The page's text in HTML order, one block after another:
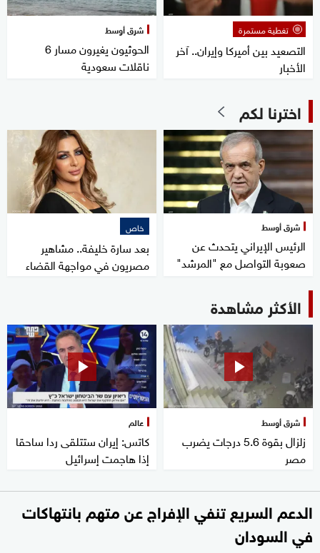
تغطية مستمرة
التصعيد بين أميركا وإيران.. آخر
الأخبار
شرق أوسط
الحوثيون يغيرون مسار 6
ناقلات سعودية
اخترنا لكم
شرق أوسط
الرئيس الإيراني يتحدث عن
صعوبة التواصل مع "المرشد"
خاص
بعد سارة خليفة.. مشاهير
مصريون في مواجهة القضاء
الأكثر مشاهدة
شرق أوسط
زلزال بقوة 5.6 درجات يضرب
مصر
عالم
كاتس: إيران ستتلقى ردا ساحقا
إذا هاجمت إسرائيل
الدعم السريع تنفي الإفراج عن متهم بانتهاكات
في السودان